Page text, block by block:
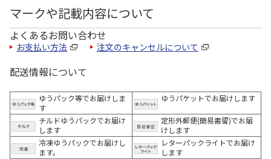
マークや記載内容について
よくあるお問い合わせ
お支払い方法 注文のキャンセルについて
配送情報について
ゆうパック等でお届けしま
す
ゆうパケットでお届けします
チルドゆうパックでお届け
します
定形外郵便(簡易書留)でお届
けします
冷凍ゆうパックでお届けし
ます。
レターパックライトでお届け
します